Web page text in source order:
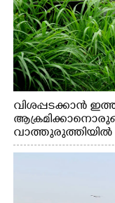
വിശപ്പടക്കാൻ
വാത്തുരുത്തിയിൽ